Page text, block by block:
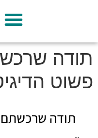
תודה שרכשתם את